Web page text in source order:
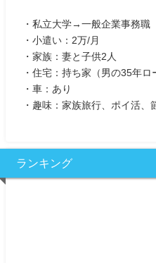
・私立大学→一般企業事務職
・小遣い：2万/月
・家族：妻と子供2人
・住宅：持ち家（男の35年ロ
・車：あり
・趣味：家族旅行、ポイ活、
ランキング